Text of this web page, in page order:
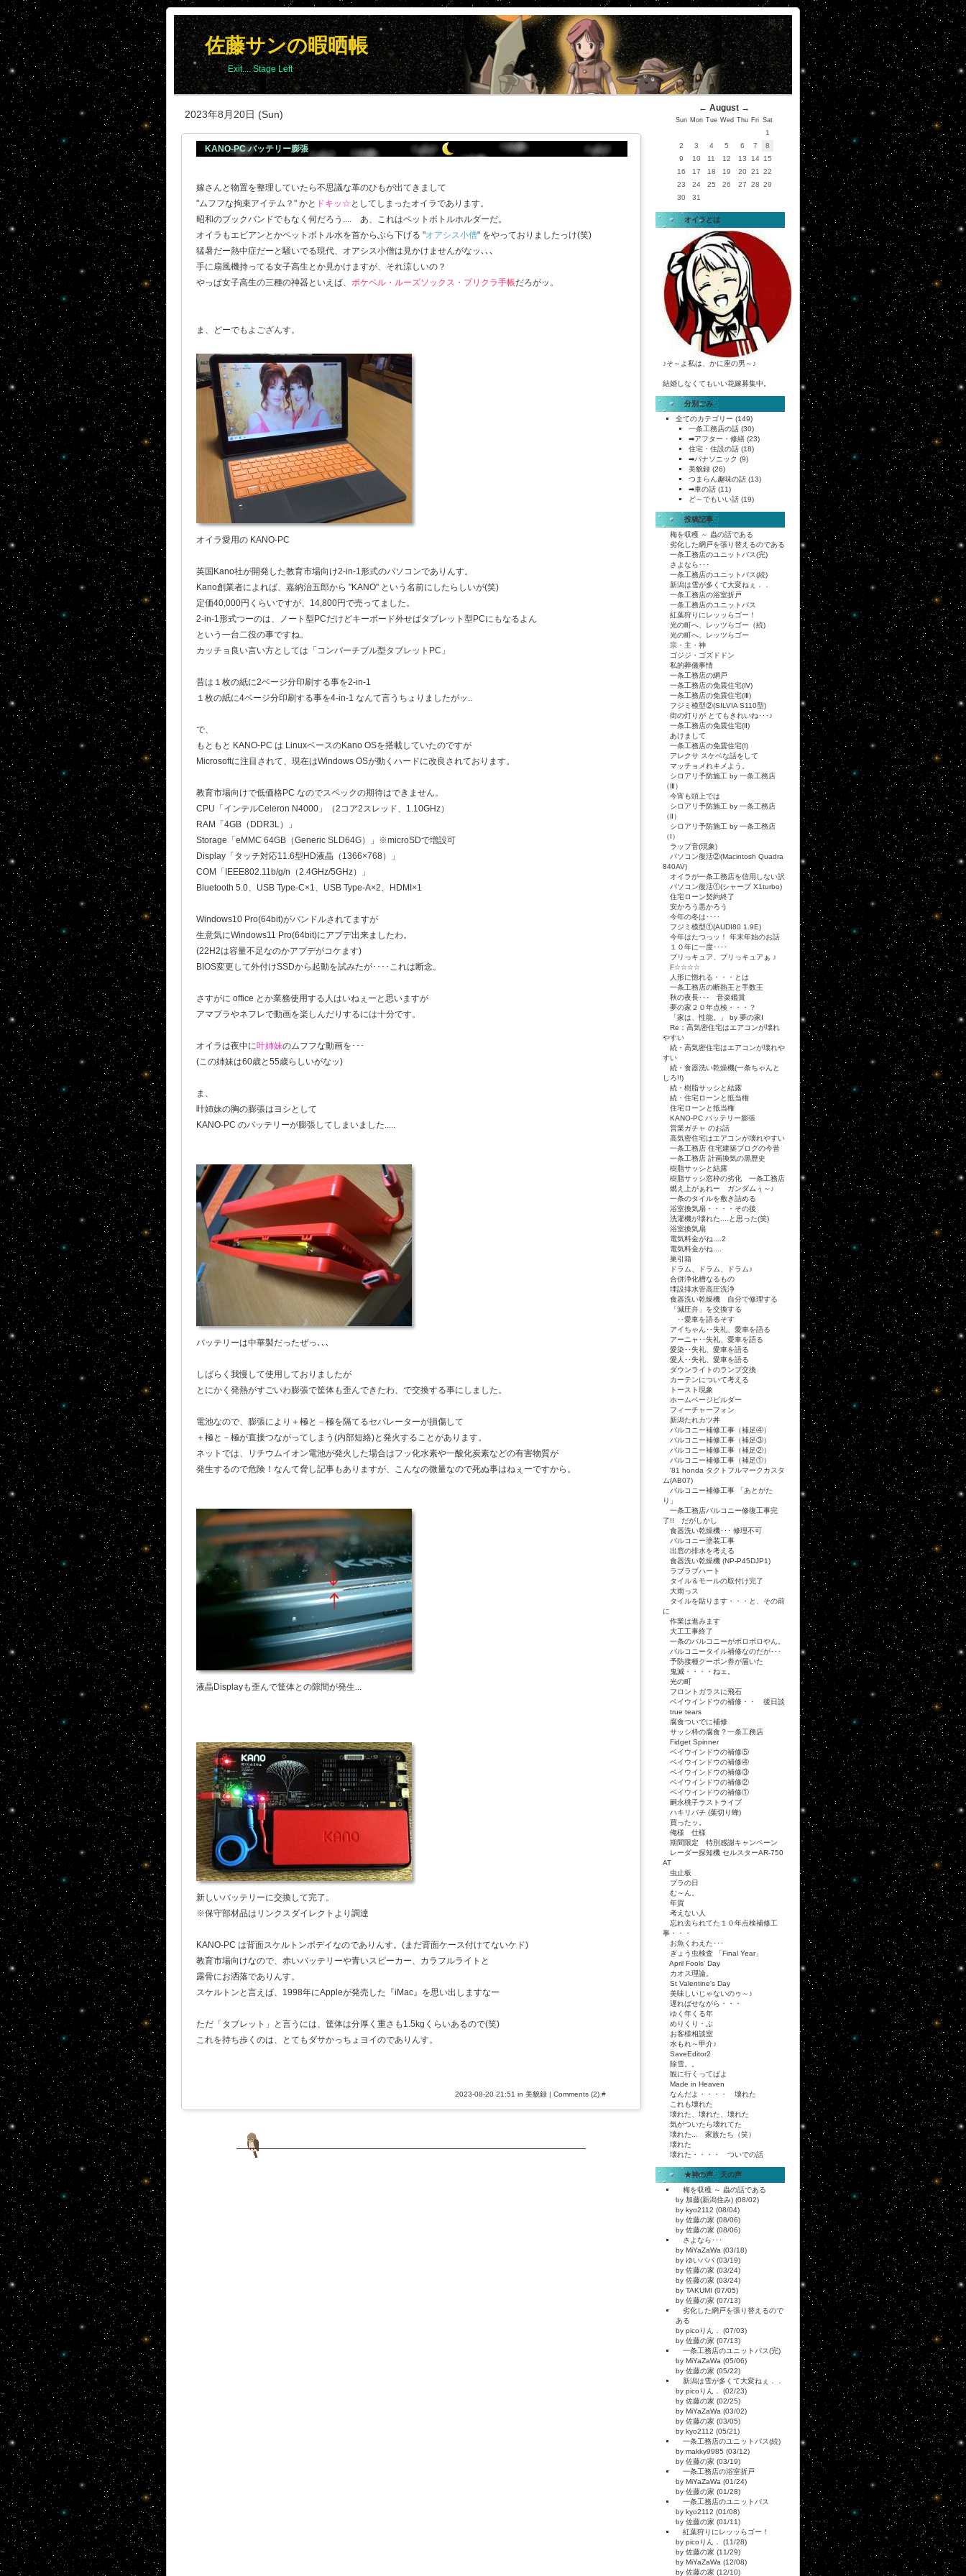
掲示
佐藤サンの暇晒帳
Exit.... Stage Left
2023年8月20日 (Sun)
KANO-PC バッテリー膨張
嫁さんと物置を整理していたら不思議な革のひもが出てきまして
"ムフフな拘束アイテム？" かと ドキッ☆ としてしまったオイラであります。
昭和のブックバンドでもなく何だろう.... あ、これはペットボトルホルダーだ。
オイラもエビアンとかペットボトル水を首からぶら下げる "オアシス小僧" をやっておりましたっけ(笑)
猛暑だー熱中症だーと騒いでる現代、オアシス小僧は見かけませんがなッ､､､
手に扇風機持ってる女子高生とか見かけますが、それ涼しいの？
やっぱ女子高生の三種の神器といえば、 ポケベル・ルーズソックス・プリクラ手帳だろがッ。
ま、どーでもよござんす。
オイラ愛用の KANO-PC
英国Kano社が開発した教育市場向け2-in-1形式のパソコンでありんす。
Kano創業者によれば、嘉納治五郎から "KANO" という名前にしたらしいが(笑)
定価40,000円くらいですが、14,800円で売ってました。
2-in-1形式つーのは、ノート型PCだけどキーボード外せばタブレット型PCにもなるよん
という一台二役の事ですね。
カッチョ良い言い方としては「コンバーチブル型タブレットPC」
昔は１枚の紙に2ベージ分印刷する事を2-in-1
１枚の紙に4ベージ分印刷する事を4-in-1 なんて言うちょりましたがッ..
で、
もともと KANO-PC は LinuxベースのKano OSを搭載していたのですが
Microsoftに注目されて、現在はWindows OSが動くハードに改良されております。
教育市場向けで低価格PC なのでスペックの期待はできません。
CPU「インテルCeleron N4000」（2コア2スレッド、1.10GHz）
RAM「4GB（DDR3L）」
Storage「eMMC 64GB（Generic SLD64G）」※microSDで増設可
Display「タッチ対応11.6型HD液晶（1366×768）」
COM「IEEE802.11b/g/n（2.4GHz/5GHz）」
Bluetooth 5.0、USB Type-C×1、USB Type-A×2、HDMI×1
Windows10 Pro(64bit)がバンドルされてますが
生意気にWindows11 Pro(64bit)にアプデ出来ましたわ。
(22H2は容量不足なのかアプデがコケます)
BIOS変更して外付けSSDから起動を試みたが････これは断念。
さすがに office とか業務使用する人はいねぇーと思いますが
アマプラやネフレで動画を楽しんだりするには十分です。
オイラは夜中に叶姉妹のムフフな動画を･･･
(この姉妹は60歳と55歳らしいがなッ)
ま、
叶姉妹の胸の膨張はヨシとして
KANO-PC のバッテリーが膨張してしまいました.....
バッテリーは中華製だったぜっ､､､
しばらく我慢して使用しておりましたが
とにかく発熱がすごいわ膨張で筐体も歪んできたわ、で交換する事にしました。
電池なので、膨張により＋極と－極を隔てるセパレーターが損傷して
＋極と－極が直接つながってしまう(内部短絡)と発火することがあります。
ネットでは、リチウムイオン電池が発火した場合はフッ化水素や一酸化炭素などの有害物質が
発生するので危険！なんて脅し記事もありますが、こんなの微量なので死ぬ事はねぇーですから。
液晶Displayも歪んで筐体との隙間が発生...
新しいバッテリーに交換して完了。
※保守部材品はリンクスダイレクトより調達
KANO-PC は背面スケルトンボデイなのでありんす。(まだ背面ケース付けてないケド)
教育市場向けなので、赤いバッテリーや青いスピーカー、カラフルライトと
露骨にお洒落でありんす。
スケルトンと言えば、1998年にAppleが発売した『iMac』を思い出しますなー
ただ「タブレット」と言うには、筐体は分厚く重さも1.5kgくらいあるので(笑)
これを持ち歩くのは、とてもダサかっちょヨイのでありんす。
2023-08-20 21:51 in 美貌録 | Comments (2) #
← August→
Sun Mon Tue Wed Thu Fri Sat
1
2
3 4 5 6 7
8
9
10 11 12 13 14 15
16
17 18 19 20 21
22
23
24 25 26 27 28 29
30
31
オイラとは
♪そ～よ私は、かに座の男～♪
結婚しなくてもいい花嫁募集中。
分別ごみ
全てのカテゴリー (149)
一条工務店の話 (30)
➡アフター・修繕 (23)
住宅・住設の話 (18)
➡パナソニック (9)
美貌録 (26)
つまらん趣味の話 (13)
➡車の話 (11)
ど～でもいい話 (19)
投稿記事
梅を収穫 ～ 蟲の話である
劣化した網戸を張り替えるのである
一条工務店のユニットバス(完)
さよなら･･･
一条工務店のユニットバス(続)
新潟は雪が多くて大変ねぇ．．
一条工務店の浴室折戸
一条工務店のユニットバス
紅葉狩りにレッッらゴー！
光の町へ、レッツらゴー（続)
光の町へ、レッツらゴー
宗・主・神
ゴジジ・ゴズドドン
私的葬儀事情
一条工務店の網戸
一条工務店の免震住宅(Ⅳ)
一条工務店の免震住宅(Ⅲ)
フジミ模型②(SILVIA S110型)
街の灯りが とてもきれいね･･･♪
一条工務店の免震住宅(Ⅱ)
あけまして
一条工務店の免震住宅(Ⅰ)
アレクサ スケベな話をして
マッチョメれキメよう。
シロアリ予防施工 by 一条工務店
（Ⅲ）
今宵も頭上では
シロアリ予防施工 by 一条工務店
（Ⅱ）
シロアリ予防施工 by 一条工務店
（Ⅰ）
ラップ音(現象)
パソコン復活②(Macintosh Quadra
840AV)
オイラが一条工務店を信用しない訳
パソコン復活①(シャープ X1turbo)
住宅ローン契約終了
安かろう悪かろう
今年の冬は････
フジミ模型①(AUDI80 1.9E)
今年はたつっッ！ 年末年始のお話
１０年に一度････
プリっキュア、プリっキュアぁ ♪
F☆☆☆☆
人形に惚れる・・・とは
一条工務店の断熱王と手数王
秋の夜長･･･ 音楽鑑賞
夢の家２０年点検・・・？
「家は、性能。」 by 夢の家Ⅰ
Re：高気密住宅はエアコンが壊れ
やすい
続・高気密住宅はエアコンが壊れや
すい
続・食器洗い乾燥機(一条ちゃんと
しろ!!)
続・樹脂サッシと結露
続・住宅ローンと抵当権
住宅ローンと抵当権
KANO-PC バッテリー膨張
営業ガチャ のお話
高気密住宅はエアコンが壊れやすい
一条工務店 住宅建築ブログの今昔
一条工務店 計画換気の黒歴史
樹脂サッシと結露
樹脂サッシ窓枠の劣化 一条工務店
燃え上がぁれー ガンダムぅ～♪
一条のタイルを敷き詰める
浴室換気扇・・・・その後
洗濯機が壊れた....と思った(笑)
浴室換気扇
電気料金がね....2
電気料金がね....
巣引箱
ドラム、ドラム、ドラム♪
合併浄化槽なるもの
埋設排水管高圧洗浄
食器洗い乾燥機 自分で修理する
「減圧弁」を交換する
･･愛車を語るそす
アイちゃん･･失礼、愛車を語る
アーニャ･･失礼、愛車を語る
愛染･･失礼、愛車を語る
愛人･･失礼、愛車を語る
ダウンライトのランプ交換
カーテンについて考える
トースト現象
ホームページビルダー
フィーチャーフォン
新潟たれカツ丼
バルコニー補修工事（補足④）
バルコニー補修工事（補足③）
バルコニー補修工事（補足②）
バルコニー補修工事（補足①）
'81 honda タクトフルマークカスタ
ム(AB07)
バルコニー補修工事 「あとがた
り」
一条工務店バルコニー修復工事完
了!! だがしかし
食器洗い乾燥機･･･ 修理不可
バルコニー塗装工事
出窓の排水を考える
食器洗い乾燥機 (NP-P45DJP1)
ラブラブハート
タイル＆モールの取付け完了
大雨っス
タイルを貼ります・・・と、その前
に
作業は進みます
大工工事終了
一条のバルコニーがボロボロやん。
バルコニータイル補修なのだが･･･
予防接種クーポン券が届いた
鬼滅・・・・ねェ。
光の町
フロントガラスに飛石
ベイウインドウの補修・・ 後日談
true tears
腐食ついでに補修
サッシ枠の腐食？一条工務店
Fidget Spinner
ベイウインドウの補修⑤
ベイウインドウの補修④
ベイウインドウの補修③
ベイウインドウの補修②
ベイウインドウの補修①
嗣永桃子ラストライブ
ハキリバチ (葉切り蜂)
買ったッ。
俺様 仕様
期間限定 特別感謝キャンペーン
レーダー探知機 セルスターAR-750
AT
虫止板
ブラの日
む～ん。
年賀
考えない人
忘れ去られてた１０年点検補修工
事・・・
お魚くわえた･･･
ぎょう虫検査 「Final Year」
April Fools' Day
カオス理論。
St Valentine's Day
美味しいじゃないのゥ～♪
遅ればせながら・・・
ゆく年くる年
めりくり・ぶ
お客様相談室
水もれ～甲介♪
SaveEditor2
除雪。。
観に行くってばよ
Made in Heaven
なんだよ・・・・ 壊れた
これも壊れた
壊れた、壊れた、壊れた
気がついたら壊れてた
壊れた... 家族たち（笑）
壊れた
壊れた・・・・ ついでの話
★神の声 天の声
梅を収穫 ～ 蟲の話である
by 加藤(新潟住み) (08/02)
by kyo2112 (08/04)
by 佐藤の家 (08/06)
by 佐藤の家 (08/06)
さよなら･･･
by MiYaZaWa (03/18)
by ゆいパパ (03/19)
by 佐藤の家 (03/24)
by 佐藤の家 (03/24)
by TAKUMI (07/05)
by 佐藤の家 (07/13)
劣化した網戸を張り替えるので
ある
by picoりん． (07/03)
by 佐藤の家 (07/13)
一条工務店のユニットバス(完)
by MiYaZaWa (05/06)
by 佐藤の家 (05/22)
新潟は雪が多くて大変ねぇ．．
by picoりん． (02/23)
by 佐藤の家 (02/25)
by MiYaZaWa (03/02)
by 佐藤の家 (03/05)
by kyo2112 (05/21)
一条工務店のユニットバス(続)
by makky9985 (03/12)
by 佐藤の家 (03/19)
一条工務店の浴室折戸
by MiYaZaWa (01/24)
by 佐藤の家 (01/28)
一条工務店のユニットバス
by kyo2112 (01/08)
by 佐藤の家 (01/11)
紅葉狩りにレッッらゴー！
by picoりん． (11/28)
by 佐藤の家 (11/29)
by MiYaZaWa (12/08)
by 佐藤の家 (12/10)